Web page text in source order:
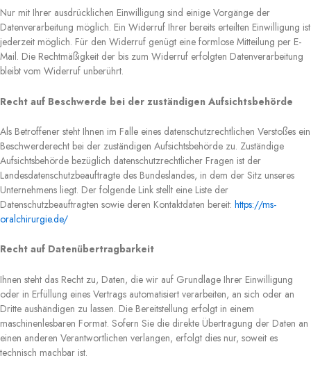
Nur mit Ihrer ausdrücklichen Einwilligung sind einige Vorgänge der
Datenverarbeitung möglich. Ein Widerruf Ihrer bereits erteilten Einwilligung ist
jederzeit möglich. Für den Widerruf genügt eine formlose Mitteilung per E-
Mail. Die Rechtmäßigkeit der bis zum Widerruf erfolgten Datenverarbeitung
bleibt vom Widerruf unberührt.
Recht auf Beschwerde bei der zuständigen Aufsichtsbehörde
Als Betroffener steht Ihnen im Falle eines datenschutzrechtlichen Verstoßes ein
Beschwerderecht bei der zuständigen Aufsichtsbehörde zu. Zuständige
Aufsichtsbehörde bezüglich datenschutzrechtlicher Fragen ist der
Landesdatenschutzbeauftragte des Bundeslandes, in dem der Sitz unseres
Unternehmens liegt. Der folgende Link stellt eine Liste der
Datenschutzbeauftragten sowie deren Kontaktdaten bereit: https://ms-
oralchirurgie.de/
Recht auf Datenübertragbarkeit
Ihnen steht das Recht zu, Daten, die wir auf Grundlage Ihrer Einwilligung
oder in Erfüllung eines Vertrags automatisiert verarbeiten, an sich oder an
Dritte aushändigen zu lassen. Die Bereitstellung erfolgt in einem
maschinenlesbaren Format. Sofern Sie die direkte Übertragung der Daten an
einen anderen Verantwortlichen verlangen, erfolgt dies nur, soweit es
technisch machbar ist.